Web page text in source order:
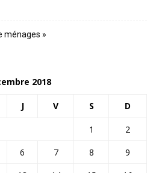
ménages »
2018
J V S D
1
2
6 7 8
9